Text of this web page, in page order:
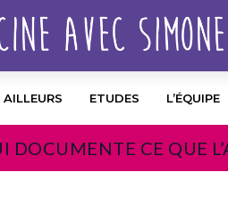
AILLEURS ETUDES L’ÉQUIPE
CE QUE